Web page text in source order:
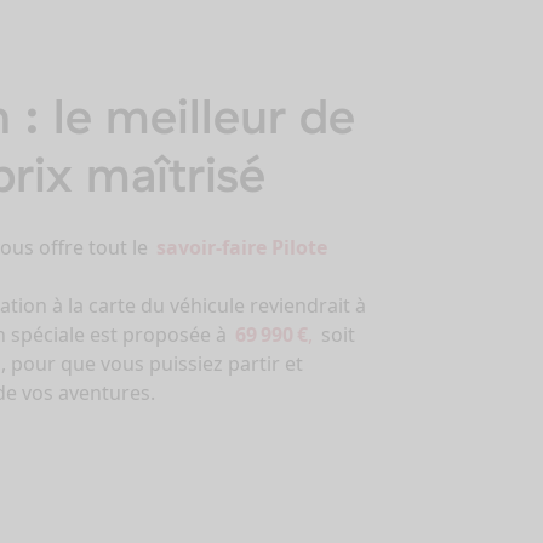
pensé et configuré
pour s’adapter à
Choisir
: le meilleur de
maîtrisé
offre tout le
à la carte du véhicule reviendrait à
spéciale est proposée à
soit
, pour que vous puissiez partir et
vos aventures.